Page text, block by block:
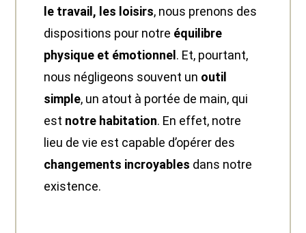
le travail, les loisirs, nous prenons des
dispositions pour notre équilibre
physique et émotionnel. Et, pourtant,
nous négligeons souvent un outil
simple, un atout à portée de main, qui
est notre habitation. En effet, notre
lieu de vie est capable d’opérer des
changements incroyables dans notre
existence.